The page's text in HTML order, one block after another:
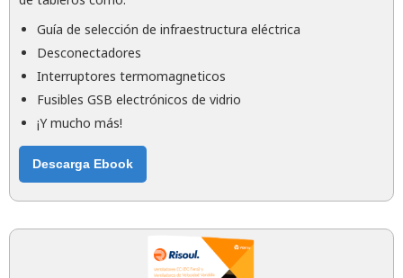
Guía de selección de infraestructura eléctrica
Desconectadores
Interruptores termomagneticos
Fusibles GSB electrónicos de vidrio
¡Y mucho más!
Descarga Ebook